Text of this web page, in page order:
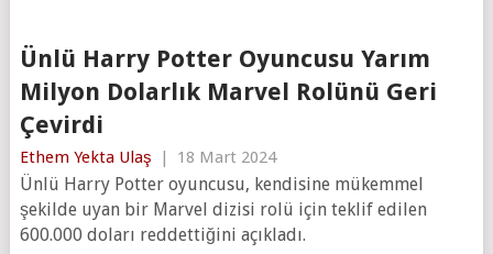
Ünlü Harry Potter Oyuncusu Yarım
Milyon Dolarlık Marvel Rolünü Geri
Çevirdi
Ethem Yekta Ulaş | 18 Mart 2024
Ünlü Harry Potter oyuncusu, kendisine mükemmel
şekilde uyan bir Marvel dizisi rolü için teklif edilen
600.000 doları reddettiğini açıkladı.